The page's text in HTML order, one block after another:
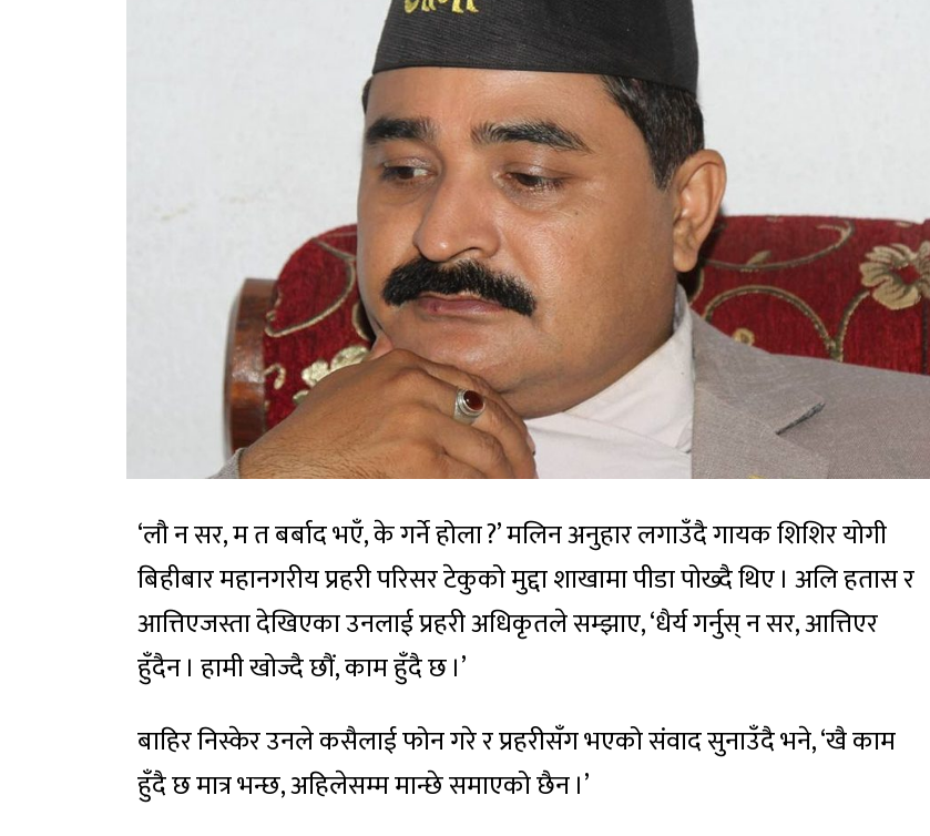
‘लौ न सर, म त बर्बाद भएँ, के गर्ने होला ?’ मलिन अनुहार लगाउँदै गायक शिशिर योगी
बिहीबार महानगरीय प्रहरी परिसर टेकुको मुद्दा शाखामा पीडा पोख्दै थिए । अलि हतास र
आत्तिएजस्ता देखिएका उनलाई प्रहरी अधिकृतले सम्झाए, ‘धैर्य गर्नुस् न सर, आत्तिएर
हुँदैन । हामी खोज्दै छौं, काम हुँदै छ ।’
बाहिर निस्केर उनले कसैलाई फोन गरे र प्रहरीसँग भएको संवाद सुनाउँदै भने, ‘खै काम
हुँदै छ मात्र भन्छ, अहिलेसम्म मान्छे समाएको छैन ।’